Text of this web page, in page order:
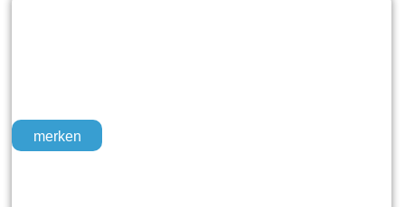
merken